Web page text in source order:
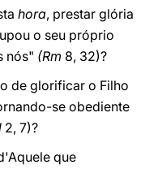
hora, prestar glória
o seu próprio
nós" (Rm 8, 32)?
de glorificar o Filho
se obediente
2, 7)?
que